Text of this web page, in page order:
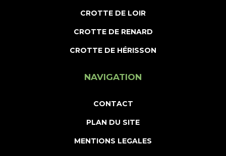
CROTTE DE LOIR
CROTTE DE RENARD
CROTTE DE HÉRISSON
NAVIGATION
CONTACT
PLAN DU SITE
MENTIONS LEGALES